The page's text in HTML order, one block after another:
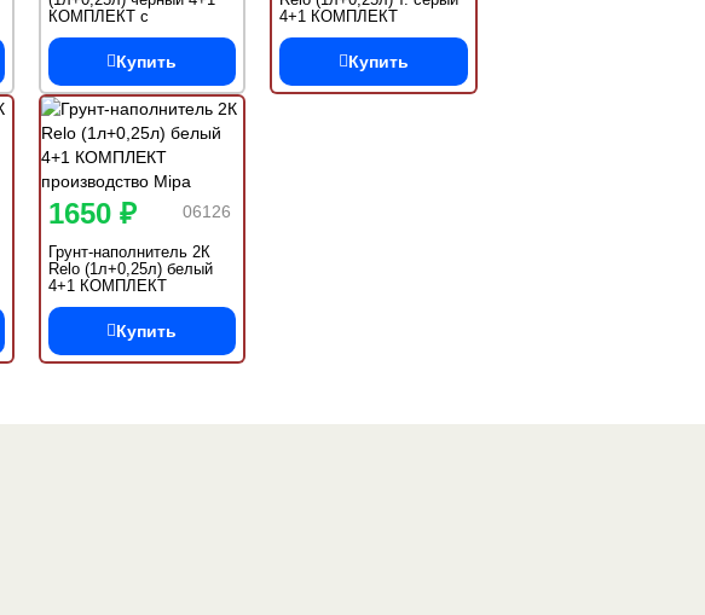
КОМПЛЕКТ с
отвердителем H5
Купить
4+1 КОМПЛЕКТ
производство Mipa
Купить
06126
1650 ₽
Грунт-наполнитель 2К
Relo (1л+0,25л) белый
4+1 КОМПЛЕКТ
производство Mipa
Купить